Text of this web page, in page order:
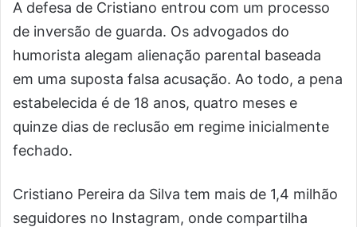
A defesa de Cristiano entrou com um processo
de inversão de guarda. Os advogados do
humorista alegam alienação parental baseada
em uma suposta falsa acusação. Ao todo, a pena
estabelecida é de 18 anos, quatro meses e
quinze dias de reclusão em regime inicialmente
fechado.
Cristiano Pereira da Silva tem mais de 1,4 milhão
seguidores no Instagram, onde compartilha